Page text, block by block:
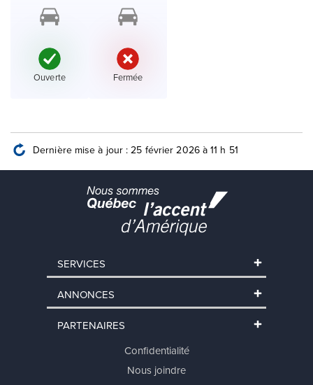
État :
Ouverte
État :
Fermée
Dernière mise à jour : 25 février 2026 à 11 h 51
SERVICES
ANNONCES
PARTENAIRES
Confidentialité
Nous joindre